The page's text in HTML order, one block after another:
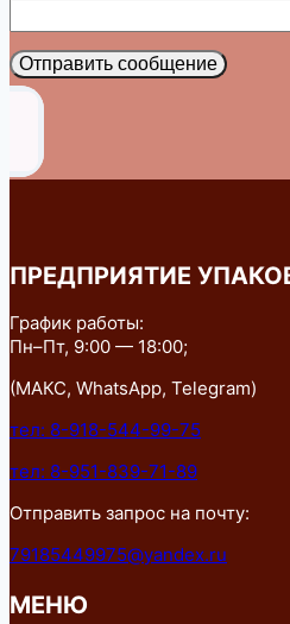
Отправить сообщение
ПРЕДПРИЯТИЕ
График работы:
Пн–Пт, 9:00 — 18:00;
(МАКС, WhatsApp, Telegram)
тел: 8-918-544-99-75
тел: 8-951-839-71-89
Отправить запрос на почту:
79185449975@yandex.ru
МЕНЮ